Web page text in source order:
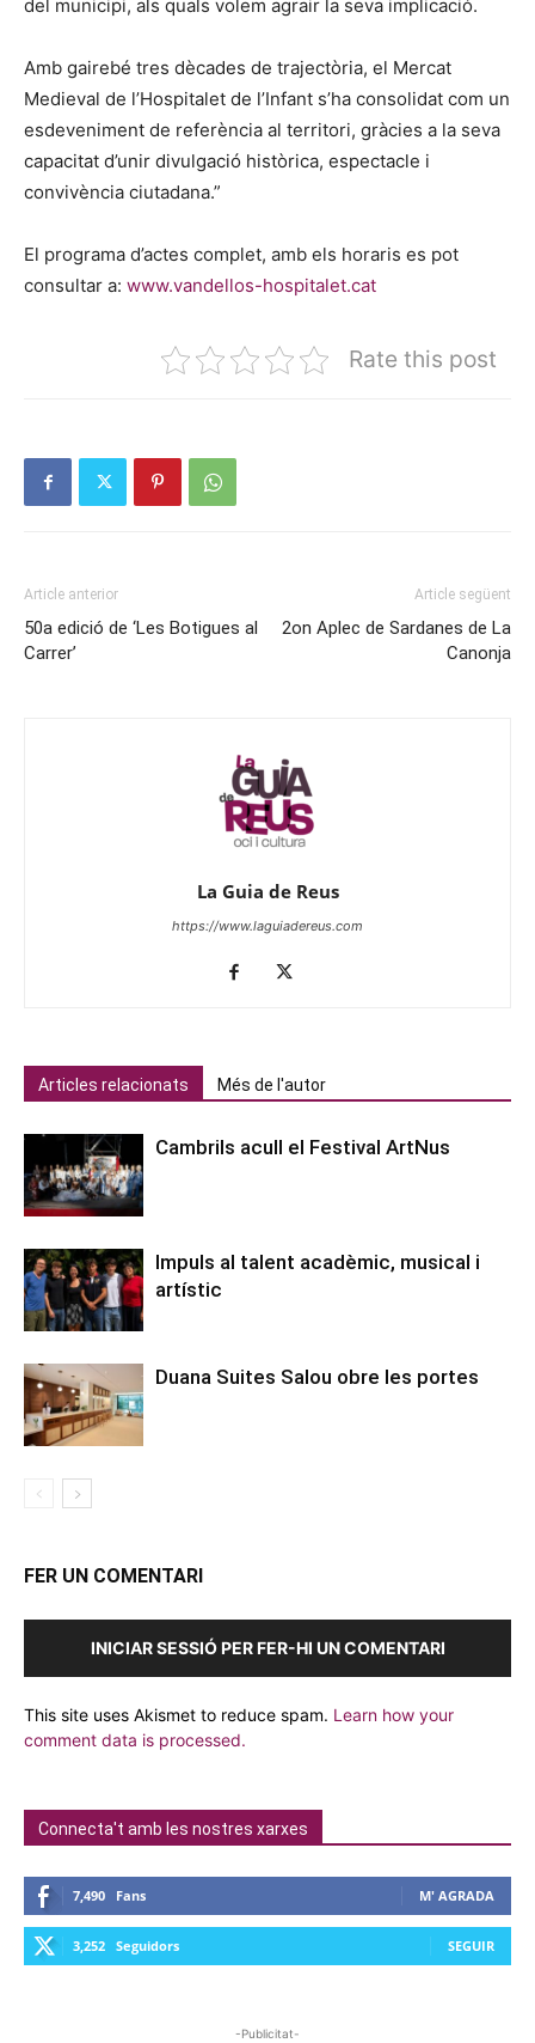
del municipi, als quals volem agrair la seva implicació.
Amb gairebé tres dècades de trajectòria, el Mercat
Medieval de l’Hospitalet de l’Infant s’ha consolidat com un
esdeveniment de referència al territori, gràcies a la seva
capacitat d’unir divulgació històrica, espectacle i
convivència ciutadana.”
El programa d’actes complet, amb els horaris es pot
consultar a: www.vandellos-hospitalet.cat
Rate this post
Article anterior
50a edició de ‘Les Botigues al
Carrer’
Article següent
2on Aplec de Sardanes de La
Canonja
La Guia de Reus
https://www.laguiadereus.com
Articles relacionats Més de l'autor
Cambrils acull el Festival ArtNus
Impuls al talent acadèmic, musical i
artístic
Duana Suites Salou obre les portes
FER UN COMENTARI
INICIAR SESSIÓ PER FER-HI UN COMENTARI
This site uses Akismet to reduce spam. Learn how your
comment data is processed.
Connecta't amb les nostres xarxes
7,490 Fans M' AGRADA
3,252 Seguidors SEGUIR
-Publicitat-